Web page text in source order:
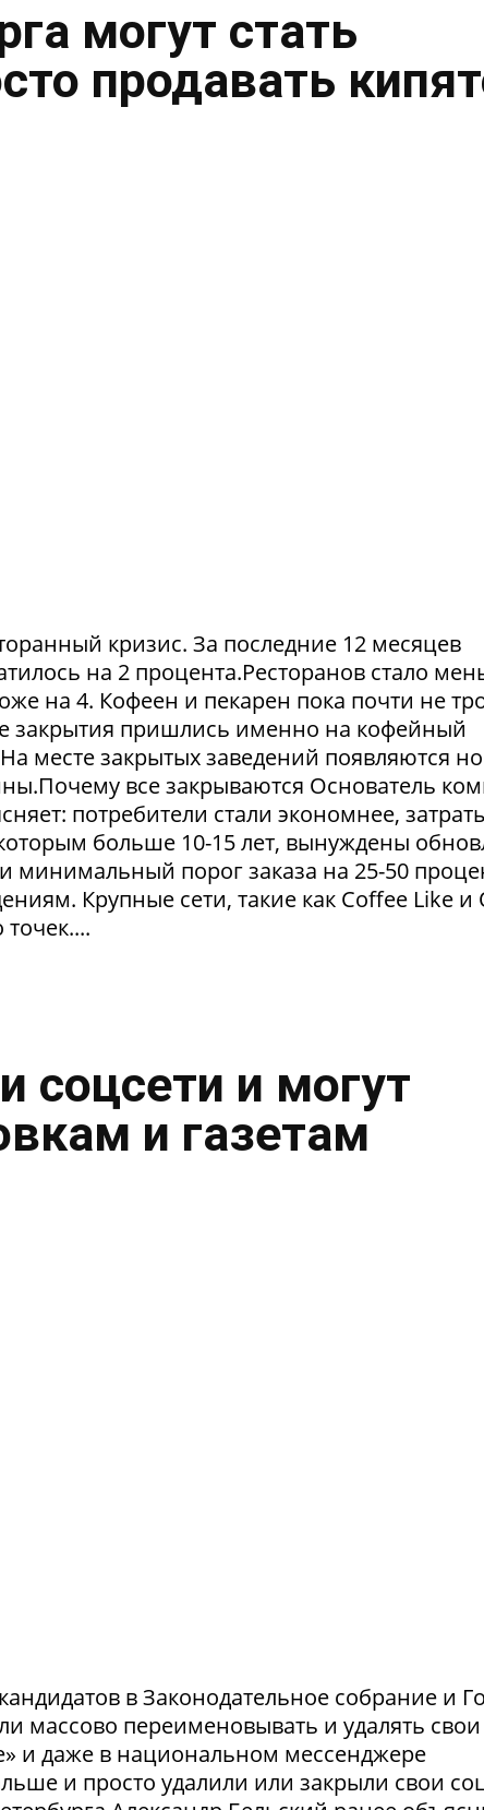
могут стать
продавать
кризис. За последние 12 месяцев
на 2 процента.Ресторанов стало
на 4. Кофеен и пекарен пока почти не
закрытия пришлись именно на кофейный
месте закрытых заведений появляются
все закрываются Основатель
потребители стали экономнее,
больше 10-15 лет, вынуждены
минимальный порог заказа на 25-50
Крупные сети, такие как Coffee Like и
соцсети и могут
и газетам
в Законодательное собрание и
массово переименовывать и удалять свои
и даже в национальном мессенджере
и просто удалили или закрыли свои